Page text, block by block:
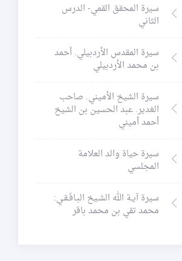
سيرة المحقق القمي- الدرس
الثاني
سيرة المقدس الأردبيلي. أحمد
بن محمد الأردبيلي
سيرة الشيخ الأميني. صاحب
الغدير. عبد الحسين بن الشيخ
أحمد أميني
سيرة حياة والد العلامة
المجلسي
سيرة آيـة الله الشـيخ البـافَـقـي:
محمد تقي بن محمد باقر